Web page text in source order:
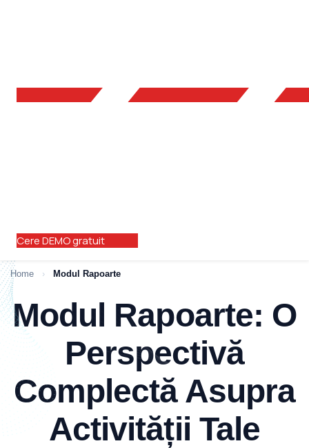
Cere DEMO gratuit
Home › Modul Rapoarte
Modul Rapoarte: O
Perspectivă
Complectă Asupra
Activității Tale